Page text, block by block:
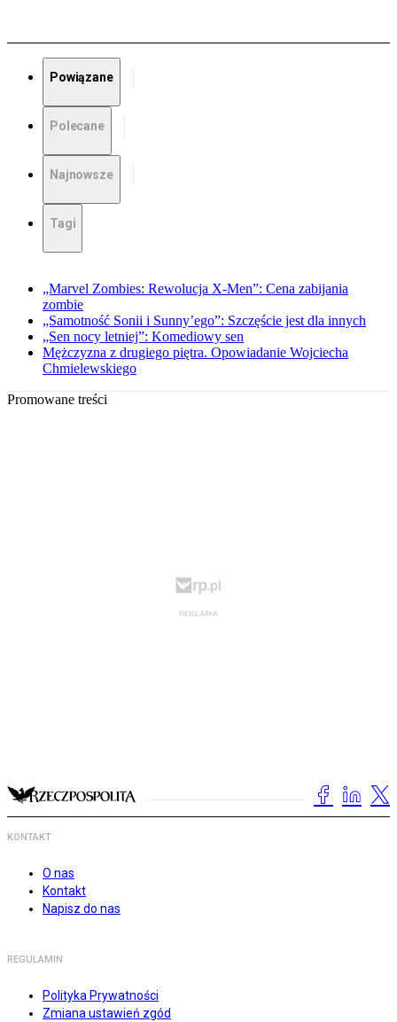
Powiązane
Polecane
Najnowsze
Tagi
„Marvel Zombies: Rewolucja X-Men”: Cena zabijania
zombie
„Samotność Sonii i Sunny’ego”: Szczęście jest dla innych
„Sen nocy letniej”: Komediowy sen
Mężczyzna z drugiego piętra. Opowiadanie Wojciecha
Chmielewskiego
Promowane treści
KONTAKT
O nas
Kontakt
Napisz do nas
REGULAMIN
Polityka Prywatności
Zmiana ustawień zgód